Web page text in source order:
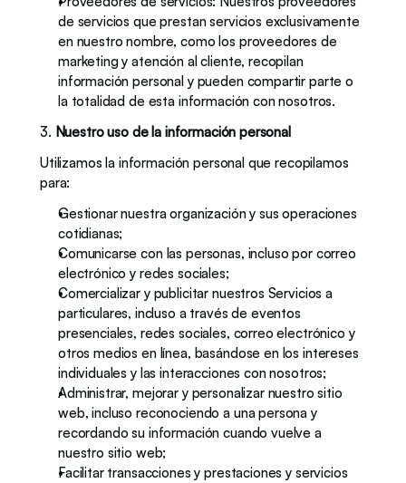
de servicios que prestan servicios exclusivamente
en nuestro nombre, como los proveedores de
marketing y atención al cliente, recopilan
información personal y pueden compartir parte o
la totalidad de esta información con nosotros.
3. Nuestro uso de la información personal
Utilizamos la información personal que recopilamos
para:
Gestionar nuestra organización y sus operaciones
cotidianas;
Comunicarse con las personas, incluso por correo
electrónico y redes sociales;
Comercializar y publicitar nuestros Servicios a
particulares, incluso a través de eventos
presenciales, redes sociales, correo electrónico y
otros medios en línea, basándose en los intereses
individuales y las interacciones con nosotros;
Administrar, mejorar y personalizar nuestro sitio
web, incluso reconociendo a una persona y
recordando su información cuando vuelve a
nuestro sitio web;
Facilitar transacciones y prestaciones y servicios